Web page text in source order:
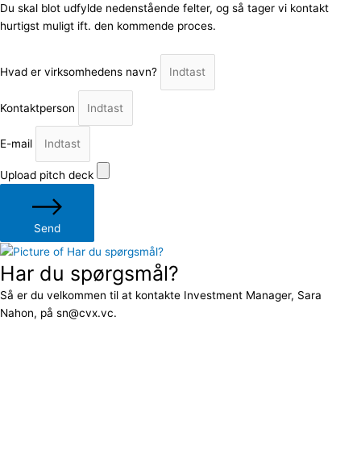
Du skal blot udfylde nedenstående felter, og så tager vi kontakt
hurtigst muligt ift. den kommende proces.
Hvad er virksomhedens navn?
Kontaktperson
E-mail
Upload pitch deck
Send
Har du spørgsmål?
Så er du velkommen til at kontakte Investment Manager, Sara
Nahon, på sn@cvx.vc.